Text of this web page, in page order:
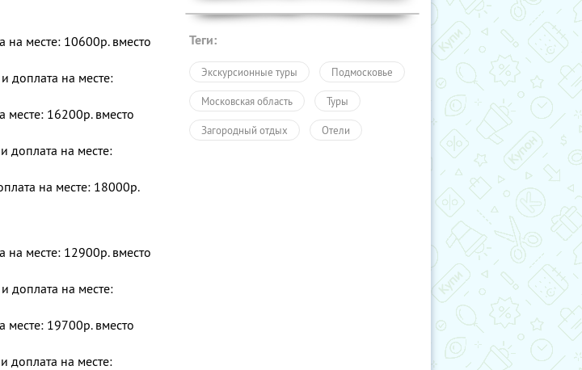
месте: 10600р. вместо
доплата на месте:
16200р. вместо
доплата на месте:
на месте: 18000р.
месте: 12900р. вместо
доплата на месте:
19700р. вместо
доплата на месте:
Теги:
Экскурсионные туры Подмосковье
Московская область Туры
Загородный отдых Отели